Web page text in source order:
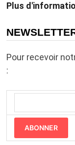
Plus
Pour recevoir
:
ABONNER